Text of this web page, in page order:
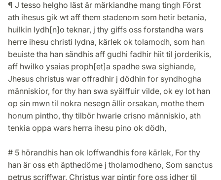
¶ J tesso helgho läst är märkiandhe mang tingh Först
ath ihesus gik wt aff them stadenom som hetir betania,
huilkin lydh[n]o teknar, j thy giffs oss forstandha wars
herre ihesu christi lydna, kärlek ok tolamodh, som han
beuiste tha han sändhis aff gudhi fadhir hiit til jorderikis,
aff hwilko ysaias proph[et]a spadhe swa sighiande,
Jhesus christus war offradhir j dödhin for syndhogha
människior, for thy han swa syälffuir vilde, ok ey lot han
op sin mwn til nokra nesegn ällir orsakan, mothe them
honum pintho, thy tilbör hwarie crisno människio, ath
tenkia oppa wars herra ihesu pino ok dödh,
# 5 hörandhis han ok loffwandhis fore kärlek, For thy
han är oss eth äpthedöme j tholamodheno, Som sanctus
petrus scriffwar, Christus war pintir fore oss jdher til